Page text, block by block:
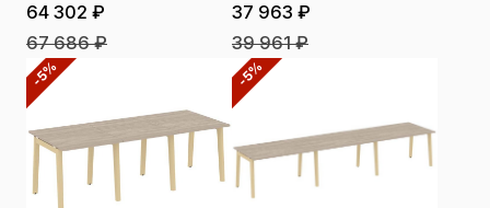
64 302 ₽
67 686 ₽
37 963 ₽
39 961 ₽
-5% -5%